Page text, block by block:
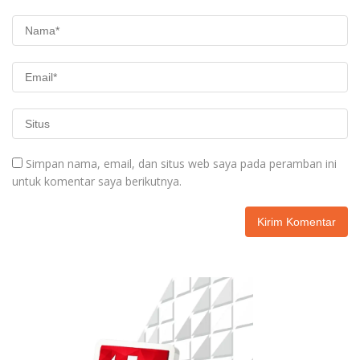
Simpan nama, email, dan situs web saya pada peramban ini
untuk komentar saya berikutnya.